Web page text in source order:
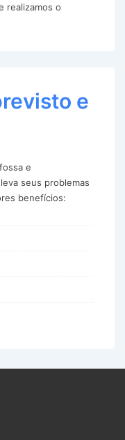
realizamos o
e
e
seus problemas
benefícios: